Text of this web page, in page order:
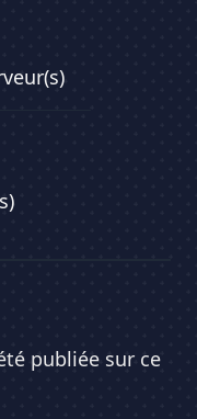
publiée sur ce